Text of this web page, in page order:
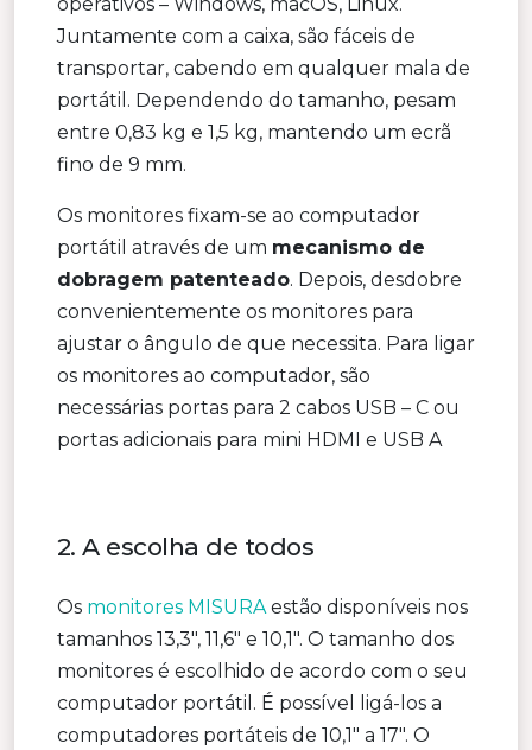
Juntamente com a caixa, são fáceis de
transportar, cabendo em qualquer mala de
portátil. Dependendo do tamanho, pesam
entre 0,83 kg e 1,5 kg, mantendo um ecrã
fino de 9 mm.
Os monitores fixam-se ao computador
portátil através de um mecanismo de
dobragem patenteado. Depois, desdobre
convenientemente os monitores para
ajustar o ângulo de que necessita. Para ligar
os monitores ao computador, são
necessárias portas para 2 cabos USB – C ou
portas adicionais para mini HDMI e USB A
2. A escolha de todos
Os monitores MISURAestão disponíveis nos
tamanhos 13,3″, 11,6″ e 10,1″. O tamanho dos
monitores é escolhido de acordo com o seu
computador portátil. É possível ligá-los a
computadores portáteis de 10,1″ a 17″. O